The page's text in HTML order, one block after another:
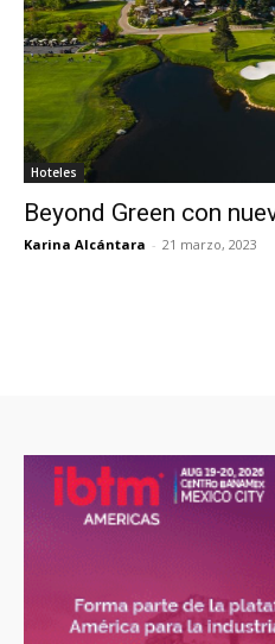
Hoteles
Beyond Green con
Karina Alcántara - 21 marzo, 2023